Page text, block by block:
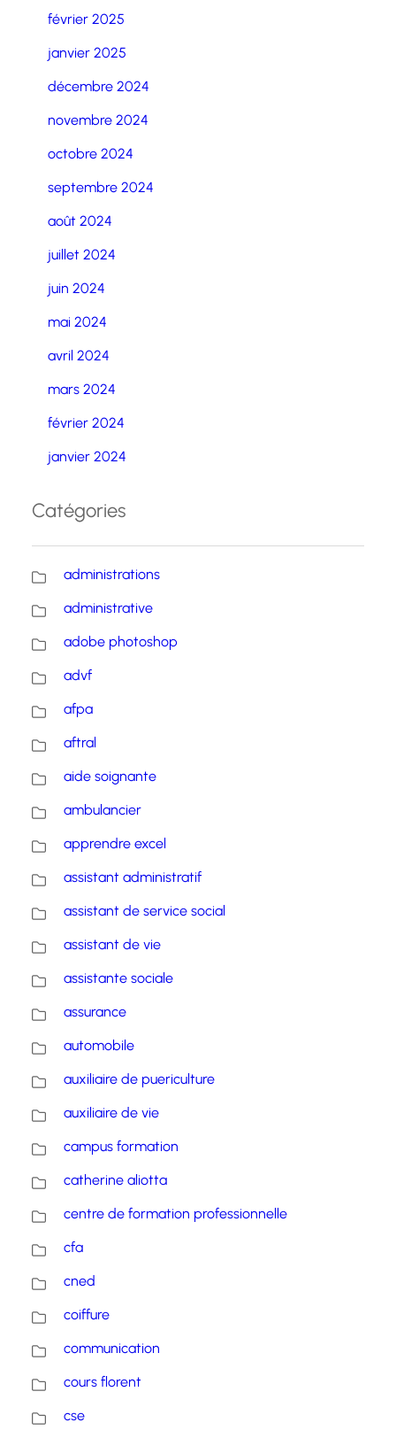
février 2025
janvier 2025
décembre 2024
novembre 2024
octobre 2024
septembre 2024
août 2024
juillet 2024
juin 2024
mai 2024
avril 2024
mars 2024
février 2024
janvier 2024
Catégories
administrations
administrative
adobe photoshop
advf
afpa
aftral
aide soignante
ambulancier
apprendre excel
assistant administratif
assistant de service social
assistant de vie
assistante sociale
assurance
automobile
auxiliaire de puericulture
auxiliaire de vie
campus formation
catherine aliotta
centre de formation professionnelle
cfa
cned
coiffure
communication
cours florent
cse